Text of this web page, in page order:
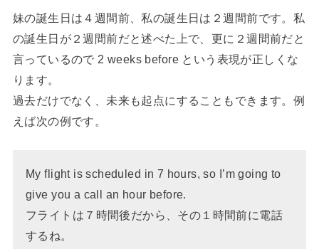
妹の誕生日は４週間前、私の誕生日は２週間前です。私
の誕生日が２週間前だと述べた上で、更に２週間前だと
言っているので 2 weeks before という表現が正しくな
ります。
過去だけでなく、未来も起点にすることもできます。例
えば次の例です。
My flight is scheduled in 7 hours, so I’m going to
give you a call an hour before.
フライトは７時間後だから、その１時間前に電話
するね。